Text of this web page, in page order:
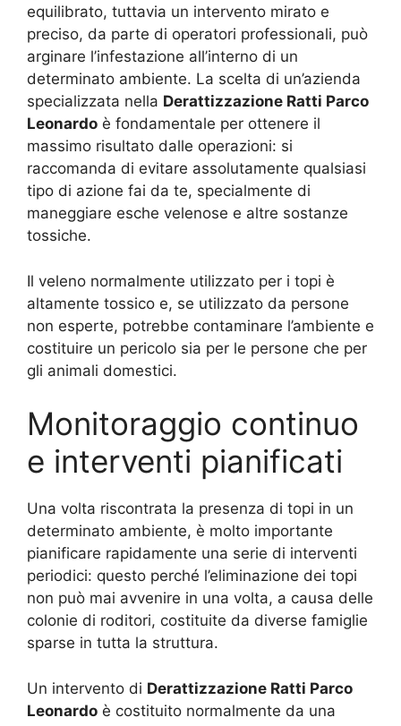
equilibrato, tuttavia un intervento mirato e
preciso, da parte di operatori professionali, può
arginare l’infestazione all’interno di un
determinato ambiente. La scelta di un’azienda
specializzata nella Derattizzazione Ratti Parco
Leonardo è fondamentale per ottenere il
massimo risultato dalle operazioni: si
raccomanda di evitare assolutamente qualsiasi
tipo di azione fai da te, specialmente di
maneggiare esche velenose e altre sostanze
tossiche.
Il veleno normalmente utilizzato per i topi è
altamente tossico e, se utilizzato da persone
non esperte, potrebbe contaminare l’ambiente e
costituire un pericolo sia per le persone che per
gli animali domestici.
Monitoraggio continuo
e interventi pianificati
Una volta riscontrata la presenza di topi in un
determinato ambiente, è molto importante
pianificare rapidamente una serie di interventi
periodici: questo perché l’eliminazione dei topi
non può mai avvenire in una volta, a causa delle
colonie di roditori, costituite da diverse famiglie
sparse in tutta la struttura.
Un intervento di Derattizzazione Ratti Parco
Leonardo è costituito normalmente da una